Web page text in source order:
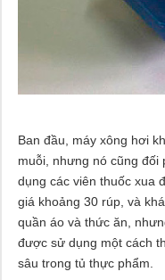
Ban đầu, máy xông hơi
muỗi, nhưng nó cũng
dụng các viên thuốc xua
giá khoảng 30 rúp, và
quần áo và thức ăn,
được sử dụng một cách
sâu trong tủ thực phẩm.